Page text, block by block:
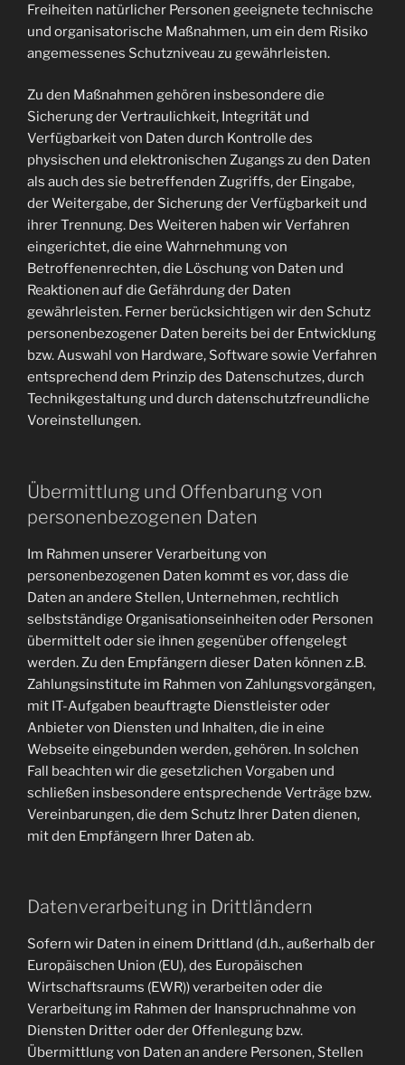
Freiheiten natürlicher Personen geeignete technische
und organisatorische Maßnahmen, um ein dem Risiko
angemessenes Schutzniveau zu gewährleisten.
Zu den Maßnahmen gehören insbesondere die
Sicherung der Vertraulichkeit, Integrität und
Verfügbarkeit von Daten durch Kontrolle des
physischen und elektronischen Zugangs zu den Daten
als auch des sie betreffenden Zugriffs, der Eingabe,
der Weitergabe, der Sicherung der Verfügbarkeit und
ihrer Trennung. Des Weiteren haben wir Verfahren
eingerichtet, die eine Wahrnehmung von
Betroffenenrechten, die Löschung von Daten und
Reaktionen auf die Gefährdung der Daten
gewährleisten. Ferner berücksichtigen wir den Schutz
personenbezogener Daten bereits bei der Entwicklung
bzw. Auswahl von Hardware, Software sowie Verfahren
entsprechend dem Prinzip des Datenschutzes, durch
Technikgestaltung und durch datenschutzfreundliche
Voreinstellungen.
Übermittlung und Offenbarung von
personenbezogenen Daten
Im Rahmen unserer Verarbeitung von
personenbezogenen Daten kommt es vor, dass die
Daten an andere Stellen, Unternehmen, rechtlich
selbstständige Organisationseinheiten oder Personen
übermittelt oder sie ihnen gegenüber offengelegt
werden. Zu den Empfängern dieser Daten können z.B.
Zahlungsinstitute im Rahmen von Zahlungsvorgängen,
mit IT-Aufgaben beauftragte Dienstleister oder
Anbieter von Diensten und Inhalten, die in eine
Webseite eingebunden werden, gehören. In solchen
Fall beachten wir die gesetzlichen Vorgaben und
schließen insbesondere entsprechende Verträge bzw.
Vereinbarungen, die dem Schutz Ihrer Daten dienen,
mit den Empfängern Ihrer Daten ab.
Datenverarbeitung in Drittländern
Sofern wir Daten in einem Drittland (d.h., außerhalb der
Europäischen Union (EU), des Europäischen
Wirtschaftsraums (EWR)) verarbeiten oder die
Verarbeitung im Rahmen der Inanspruchnahme von
Diensten Dritter oder der Offenlegung bzw.
Übermittlung von Daten an andere Personen, Stellen